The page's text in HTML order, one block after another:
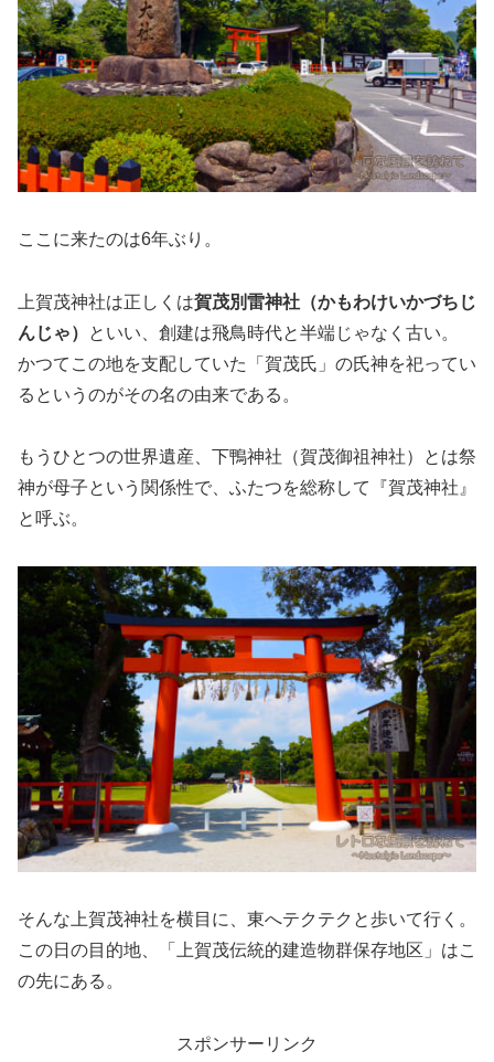
ここに来たのは6年ぶり。
上賀茂神社は正しくは賀茂別雷神社（かもわけいかづちじ
んじゃ）
といい、創建は飛鳥時代と半端じゃなく古い。
かつてこの地を支配していた「賀茂氏」の氏神を祀ってい
るというのがその名の由来である。
もうひとつの世界遺産、下鴨神社（賀茂御祖神社）とは祭
神が母子という関係性で、ふたつを総称して『賀茂神社』
と呼ぶ。
そんな上賀茂神社を横目に、東へテクテクと歩いて行く。
この日の目的地、「上賀茂伝統的建造物群保存地区」はこ
の先にある。
スポンサーリンク